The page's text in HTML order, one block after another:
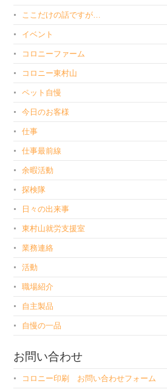
ここだけの話ですが…
イベント
コロニーファーム
コロニー東村山
ペット自慢
今日のお客様
仕事
仕事最前線
余暇活動
探検隊
日々の出来事
東村山就労支援室
業務連絡
活動
職場紹介
自主製品
自慢の一品
お問い合わせ
コロニー印刷 お問い合わせフォーム